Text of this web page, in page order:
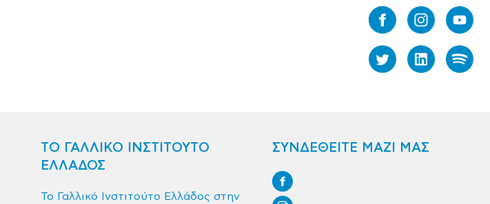
ΤΟ ΓΑΛΛΙΚΟ ΙΝΣΤΙΤΟΥΤΟ
ΕΛΛΑΔΟΣ
Το Γαλλικό Ινστιτούτο Ελλάδος στην
ΣΥΝΔΕΘΕΙΤΕ ΜΑΖΙ ΜΑΣ